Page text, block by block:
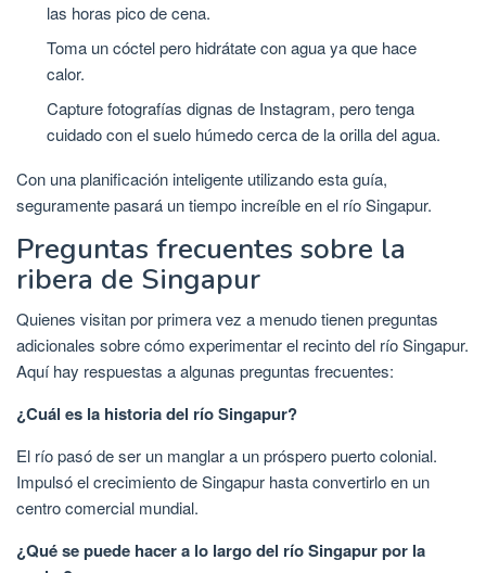
las horas pico de cena.
Toma un cóctel pero hidrátate con agua ya que hace
calor.
Capture fotografías dignas de Instagram, pero tenga
cuidado con el suelo húmedo cerca de la orilla del agua.
Con una planificación inteligente utilizando esta guía,
seguramente pasará un tiempo increíble en el río Singapur.
Preguntas frecuentes sobre la
ribera de Singapur
Quienes visitan por primera vez a menudo tienen preguntas
adicionales sobre cómo experimentar el recinto del río Singapur.
Aquí hay respuestas a algunas preguntas frecuentes:
¿Cuál es la historia del río Singapur?
El río pasó de ser un manglar a un próspero puerto colonial.
Impulsó el crecimiento de Singapur hasta convertirlo en un
centro comercial mundial.
¿Qué se puede hacer a lo largo del río Singapur por la